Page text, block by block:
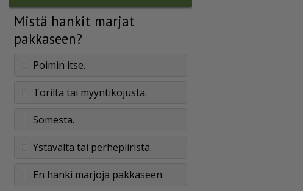
Mistä hankit marjat
pakkaseen?
Poimin itse.
Torilta tai myyntikojusta.
Somesta.
Ystävältä tai perhepiiristä.
En hanki marjoja pakkaseen.